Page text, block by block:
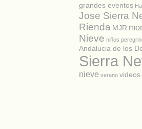
grandes eventos
Jose Sierra
Rienda MJR
Nieve niños
Andalucia de los
Sierra
nieve verano videos